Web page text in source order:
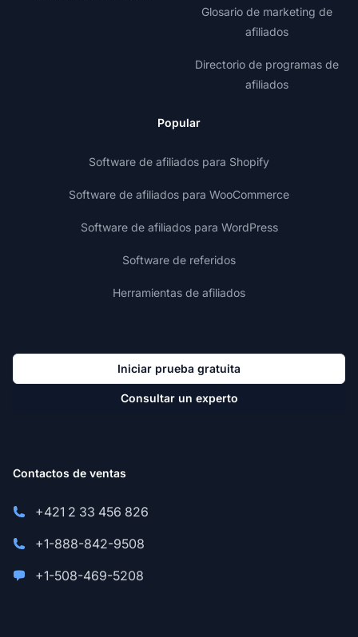
Glosario de marketing de
afiliados
Directorio de programas de
afiliados
Popular
Software de afiliados para Shopify
Software de afiliados para WooCommerce
Software de afiliados para WordPress
Software de referidos
Herramientas de afiliados
Iniciar prueba gratuita
Consultar un experto
Contactos de ventas
+421 2 33 456 826
+1-888-842-9508
+1-508-469-5208